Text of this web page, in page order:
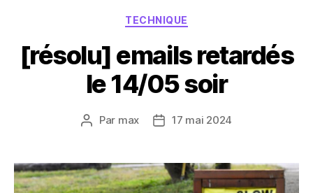
Catégories
TECHNIQUE
[résolu] emails retardés
le 14/05 soir
Auteur
Par max
Date17 mai 2024